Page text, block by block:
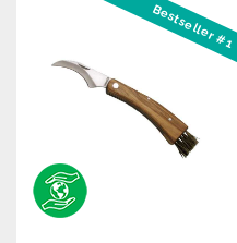
Bestseller #1